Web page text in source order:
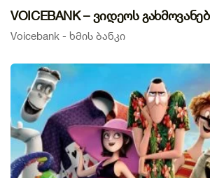
VOICEBANK – ვიდეოს
Voicebank - ხმის ბანკი